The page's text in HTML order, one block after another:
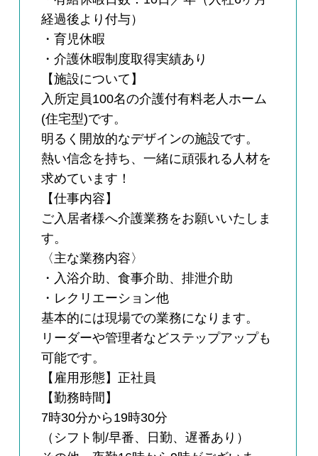
経過後より付与）
・育児休暇
・介護休暇制度取得実績あり
【施設について】
入所定員100名の介護付有料老人ホーム
(住宅型)です。
明るく開放的なデザインの施設です。
熱い信念を持ち、一緒に頑張れる人材を
求めています！
【仕事内容】
ご入居者様へ介護業務をお願いいたしま
す。
〈主な業務内容〉
・入浴介助、食事介助、排泄介助
・レクリエーション他
基本的には現場での業務になります。
リーダーや管理者などステップアップも
可能です。
【雇用形態】正社員
【勤務時間】
7時30分から19時30分
（シフト制/早番、日勤、遅番あり）